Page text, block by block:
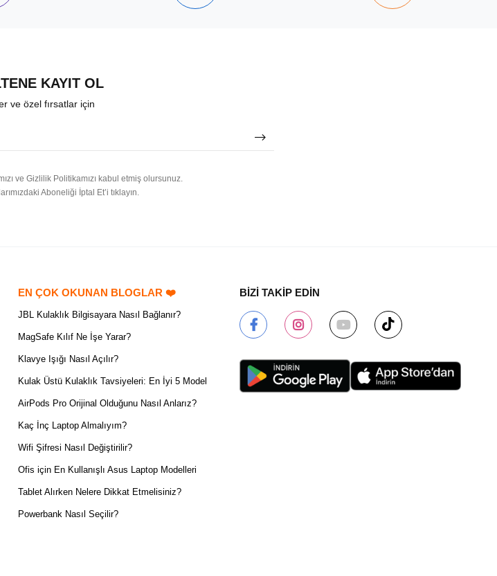
KAYIT OL
ve özel fırsatlar için
ve Gizlilik Politikamızı kabul etmiş olursunuz.
Aboneliği İptal Et’i tıklayın.
EN ÇOK OKUNAN BLOGLAR ❤️
JBL Kulaklık Bilgisayara Nasıl Bağlanır?
MagSafe Kılıf Ne İşe Yarar?
Klavye Işığı Nasıl Açılır?
Kulak Üstü Kulaklık Tavsiyeleri: En İyi 5 Model
AirPods Pro Orijinal Olduğunu Nasıl Anlarız?
Kaç İnç Laptop Almalıyım?
Wifi Şifresi Nasıl Değiştirilir?
Ofis için En Kullanışlı Asus Laptop Modelleri
Tablet Alırken Nelere Dikkat Etmelisiniz?
Powerbank Nasıl Seçilir?
BİZİ TAKİP EDİN